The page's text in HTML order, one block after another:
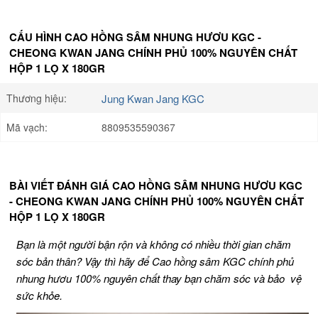
CẤU HÌNH CAO HỒNG SÂM NHUNG HƯƠU KGC -
CHEONG KWAN JANG CHÍNH PHỦ 100% NGUYÊN CHẤT
HỘP 1 LỌ X 180GR
Thương hiệu: Jung Kwan Jang KGC
Mã vạch: 8809535590367
BÀI VIẾT ĐÁNH GIÁ CAO HỒNG SÂM NHUNG HƯƠU KGC
- CHEONG KWAN JANG CHÍNH PHỦ 100% NGUYÊN CHẤT
HỘP 1 LỌ X 180GR
Bạn là một người bận rộn và không có nhiều thời gian chăm
sóc bản thân? Vậy thì hãy để Cao hồng sâm KGC chính phủ
nhung hươu 100% nguyên chất thay bạn chăm sóc và bảo vệ
sức khỏe.